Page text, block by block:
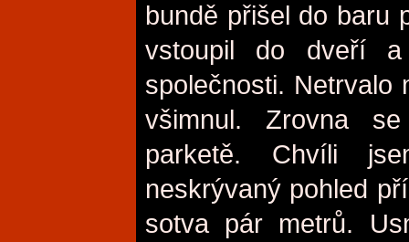
bundě přišel do baru
vstoupil do dveří
společnosti. Netrvalo
všimnul. Zrovna
parketě. Chvíli
neskrývaný pohled
sotva pár metrů.